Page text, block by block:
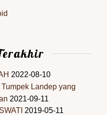
2022-08-10
Landep yang
2021-09-11
2019-05-11